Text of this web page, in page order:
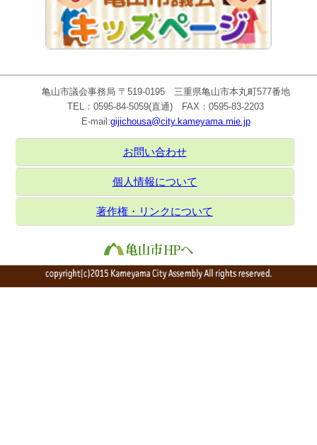
亀山市議会事務局 〒519-0195 三重県亀山市本丸町577番地
TEL：0595-84-5059(直通) FAX：0595-83-2203
E-mail:gijichousa@city.kameyama.mie.jp
お問い合わせ
個人情報について
著作権・リンクについて